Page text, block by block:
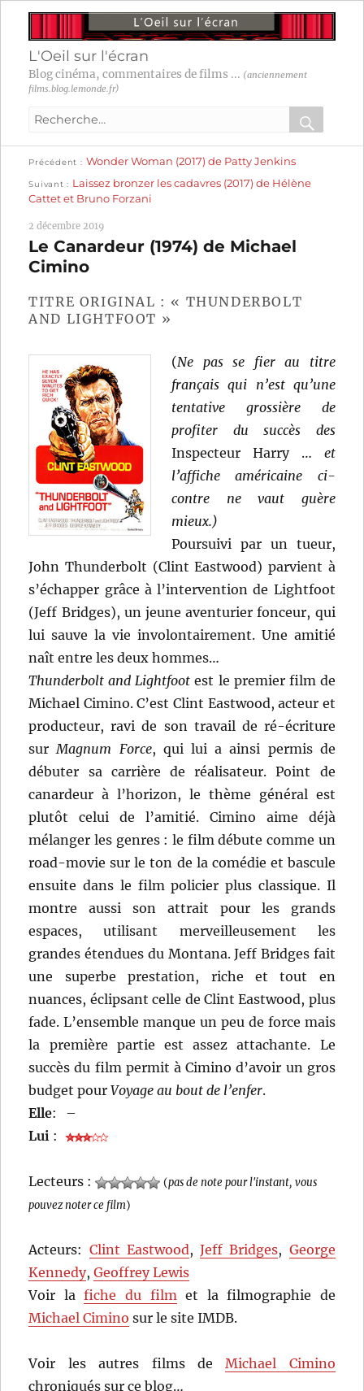
L'Oeil sur l'écran
Blog cinéma, commentaires de films ... (anciennement
films.blog.lemonde.fr)
Recherche
:
OK
Navigation
de
l’article
Précédent
précédente :
Wonder Woman (2017) de Patty Jenkins
Suivant
suivante :
Laissez bronzer les cadavres (2017) de Hélène
Cattet et Bruno Forzani
2 décembre 2019
Le Canardeur (1974) de Michael
Cimino
TITRE ORIGINAL : « THUNDERBOLT
AND LIGHTFOOT »
(Ne pas se fier au titre
français qui n’est qu’une
tentative grossière de
profiter du succès des
Inspecteur Harry … et
l’affiche américaine ci-
contre ne vaut guère
mieux.)
Poursuivi par un tueur,
John Thunderbolt (Clint Eastwood) parvient à
s’échapper grâce à l’intervention de Lightfoot
(Jeff Bridges), un jeune aventurier fonceur, qui
lui sauve la vie involontairement. Une amitié
naît entre les deux hommes…
Thunderbolt and Lightfoot est le premier film de
Michael Cimino. C’est Clint Eastwood, acteur et
producteur, ravi de son travail de ré-écriture
surMagnum Force, qui lui a ainsi permis de
débuter sa carrière de réalisateur. Point de
canardeur à l’horizon, le thème général est
plutôt celui de l’amitié. Cimino aime déjà
mélanger les genres : le film débute comme un
road-movie sur le ton de la comédie et bascule
ensuite dans le film policier plus classique. Il
montre aussi son attrait pour les grands
espaces, utilisant merveilleusement les
grandes étendues du Montana. Jeff Bridges fait
une superbe prestation, riche et tout en
nuances, éclipsant celle de Clint Eastwood, plus
fade. L’ensemble manque un peu de force mais
la première partie est assez attachante. Le
succès du film permit à Cimino d’avoir un gros
budget pourVoyage au bout de l’enfer.
Elle:
–
Lui :
Lecteurs : (pas de note pour l'instant, vous
pouvez noter ce film)
Acteurs: Clint Eastwood,Jeff Bridges, George
Kennedy,Geoffrey Lewis
Voir lafiche du filmet la filmographie de
Michael Cimino sur le site IMDB.
Voir les autres films deMichael Cimino
chroniqués sur ce blog…